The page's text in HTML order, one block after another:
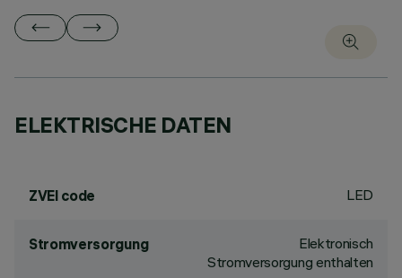
ELEKTRISCHE DATEN
ZVEI code LED
Stromversorgung
Elektronisch
Stromversorgung enthalten